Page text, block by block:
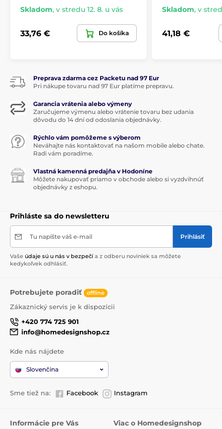
Valentínka pre ženy
Valentínka pre mužov
Skladom, v stredu 12. 8. u vás
33,76 € Do košíka
Skladom, v
41,18 €
Preprava zdarma cez Packetu nad 97 Eur
Pri nákupe tovaru nad 97 Eur platíme prepravu.
Garancia vrátenia alebo výmeny
Zaručujeme výmenu alebo vrátenie tovaru bez udania
dôvodu do 14 dní od odoslania objednávky.
Rýchlo vám pomôžeme s výberom
Neváhajte nás kontaktovať na našom mobile alebo chate.
Radi vám poradíme.
Vlastná kamenná predajňa v Hodoníne
Môžete nakupovať priamo v obchode alebo si vyzdvihnúť
objednávky z eshopu.
Prihláste sa do newsletteru
Tu napíšte váš e-mail Prihlásiť
Vaše údaje sú u nás v bezpečí a z odberu noviniek sa môžete
kedykoľvek odhlásiť.
Potrebujete poradiť offline
Zákaznický servis je k dispozícii
+420 774 725 901
info@homedesignshop.cz
Kde nás nájdete
Slovenčina
Sme tiež na: Facebook Instagram
Informácie pre Vás Viac o Homedesignshop